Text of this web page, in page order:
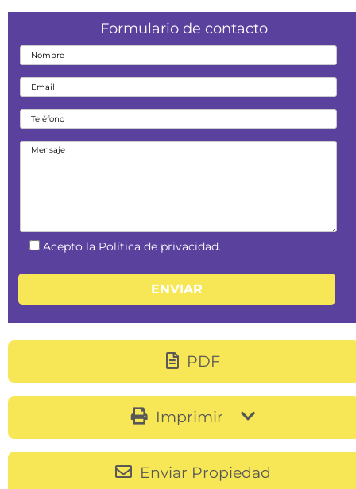
Formulario de contacto
Acepto la Política de privacidad.
PDF
Imprimir
Enviar Propiedad